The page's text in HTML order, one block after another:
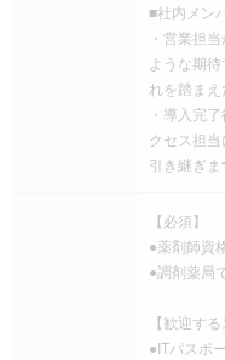
■社内メン
・営業担
ような期
れを踏まえ
・導入完
クセス担
引き継ぎま
【必須】
●薬剤師資
●調剤薬局
【歓迎す
●ITパスポ